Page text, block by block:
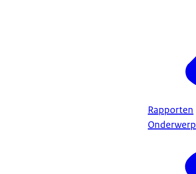
Rapporten
Onderwerp